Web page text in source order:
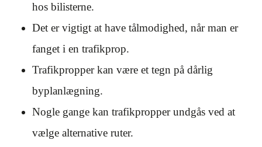
hos bilisterne.
Det er vigtigt at have tålmodighed, når man er
fanget i en trafikprop.
Trafikpropper kan være et tegn på dårlig
byplanlægning.
Nogle gange kan trafikpropper undgås ved at
vælge alternative ruter.